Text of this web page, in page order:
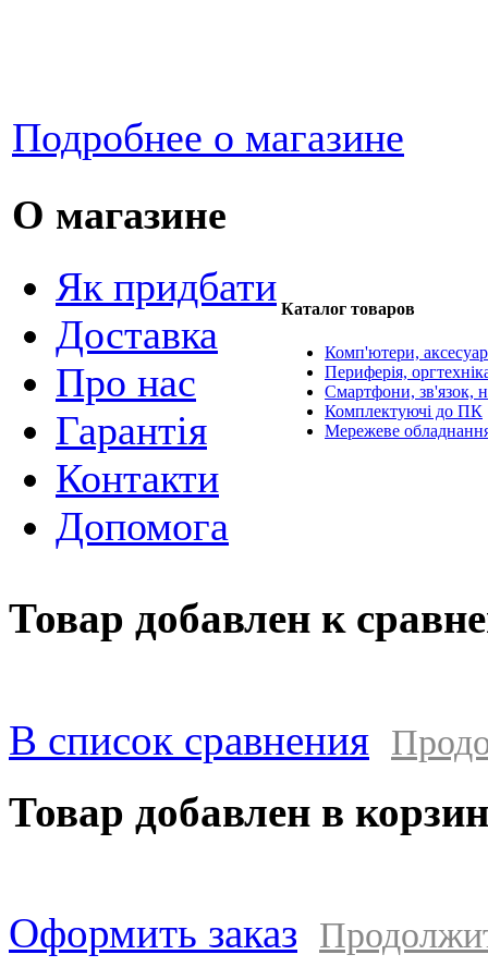
Подробнее о магазине
О магазине
Як придбати
Доставка
Про нас
Гарантія
Контакти
Допомога
Каталог товаров
Комп'ютери,
Периферія,
Смартфони, зв'язок,
Комплектуючі до ПК
Мережеве
Товар добавлен к
В список сравнения
Товар добавлен в
Оформить заказ